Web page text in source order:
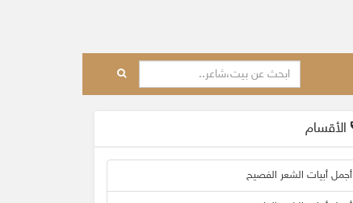
الأقسام
أجمل أبيات الشعر الفصيح